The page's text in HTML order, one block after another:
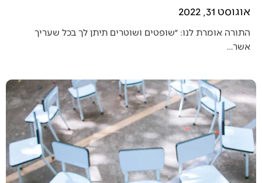
אוגוסט 31, 2022
התורה אומרת לנו: ״שופטים ושוטרים תיתן לך בכל שעריך
אשר…